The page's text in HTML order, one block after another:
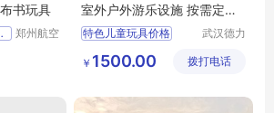
书玩具
玩具
郑州航空
室外户外游乐设施 按需定制
德力盛M17
特色儿童玩具价格
孩子的玩具
小型幼儿园玩具
武汉德力
备有限公
￥ 1500.00 拨打电话